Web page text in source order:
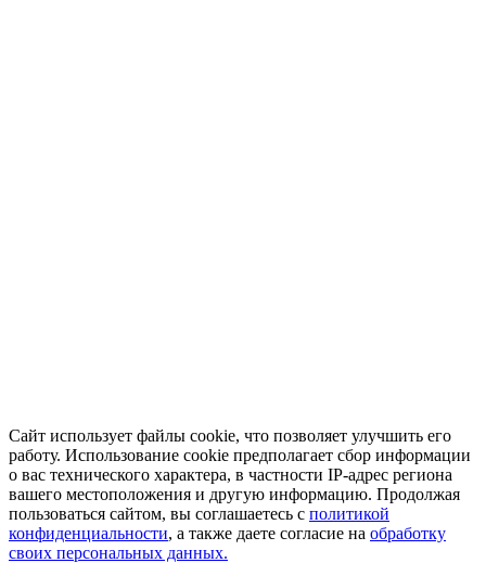
Сайт использует файлы cookie, что позволяет улучшить его
работу. Использование cookie предполагает сбор информации
о вас технического характера, в частности IP-адрес региона
вашего местоположения и другую информацию. Продолжая
пользоваться сайтом, вы соглашаетесь с политикой
конфиденциальности, а также даете согласие на обработку
своих персональных данных.